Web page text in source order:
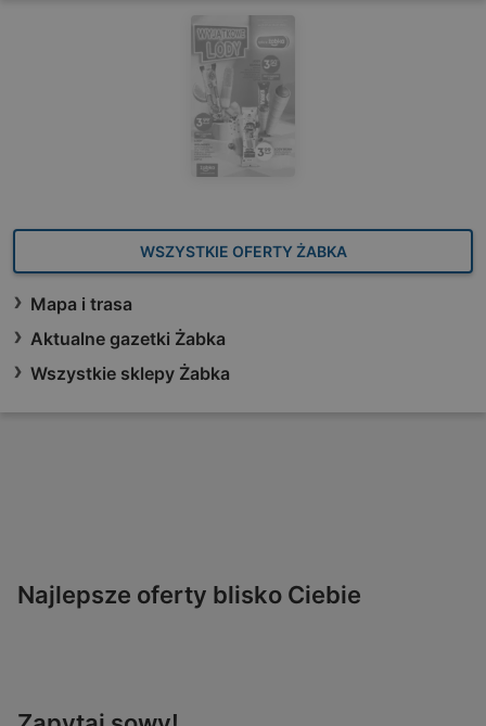
WSZYSTKIE OFERTY ŻABKA
Mapa i trasa
Aktualne gazetki Żabka
Wszystkie sklepy Żabka
Najlepsze oferty blisko Ciebie